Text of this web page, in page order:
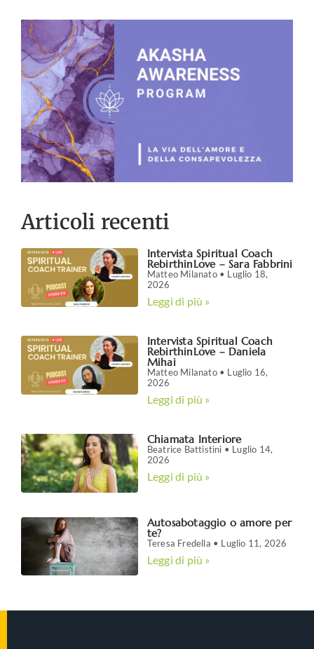
Articoli recenti
Intervista Spiritual Coach
RebirthinLove – Sara Fabbrini
Matteo Milanato
Luglio 18,
2026
Leggi di più »
Intervista Spiritual Coach
RebirthinLove – Daniela
Mihai
Matteo Milanato
Luglio 16,
2026
Leggi di più »
Chiamata Interiore
Beatrice Battistini
Luglio 14,
2026
Leggi di più »
Autosabotaggio o amore per
te?
Teresa Fredella Luglio 11, 2026
Leggi di più »